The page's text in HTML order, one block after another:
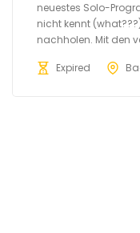
neuestes Solo-
nicht kennt
nachholen. Mit den
Expired